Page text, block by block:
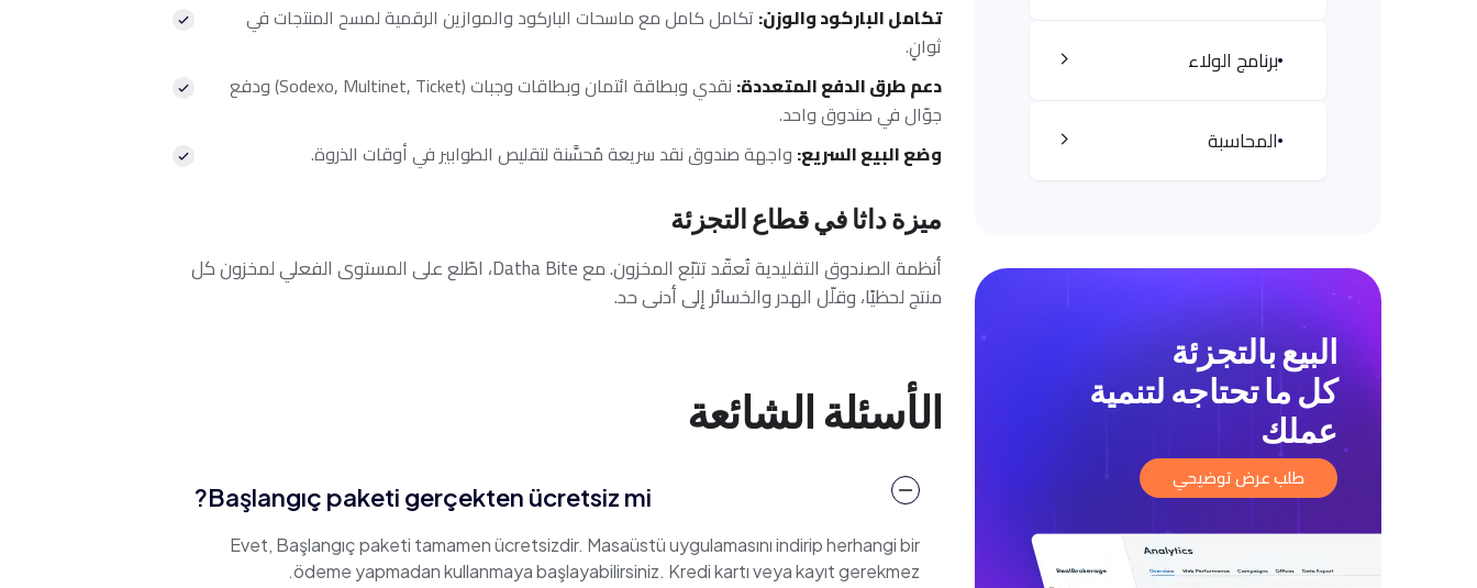
برنامج الولاء
المحاسبة
البيع بالتجزئة
كل ما تحتاجه لتنمية
عملك
طلب عرض توضيحي
تكامل الباركود والوزن: تكامل كامل مع ماسحات الباركود والموازين الرقمية لمسح المنتجات في
ثوانٍ.
دعم طرق الدفع المتعددة:
نقدي وبطاقة ائتمان وبطاقات وجبات (Sodexo, Multinet, Ticket) ودفع
جوّال في صندوق واحد.
وضع البيع السريع: واجهة صندوق نقد سريعة مُحسَّنة لتقليص الطوابير في أوقات الذروة.
ميزة داثا في قطاع التجزئة
أنظمة الصندوق التقليدية تُعقّد تتبّع المخزون. مع Datha Bite، اطّلع على المستوى الفعلي لمخزون كل
منتج لحظيًا، وقلّل الهدر والخسائر إلى أدنى حد.
الأسئلة الشائعة
Başlangıç paketi gerçekten ücretsiz mi?
Evet, Başlangıç paketi tamamen ücretsizdir. Masaüstü uygulamasını indirip herhangi bir
ödeme yapmadan kullanmaya başlayabilirsiniz. Kredi kartı veya kayıt gerekmez.